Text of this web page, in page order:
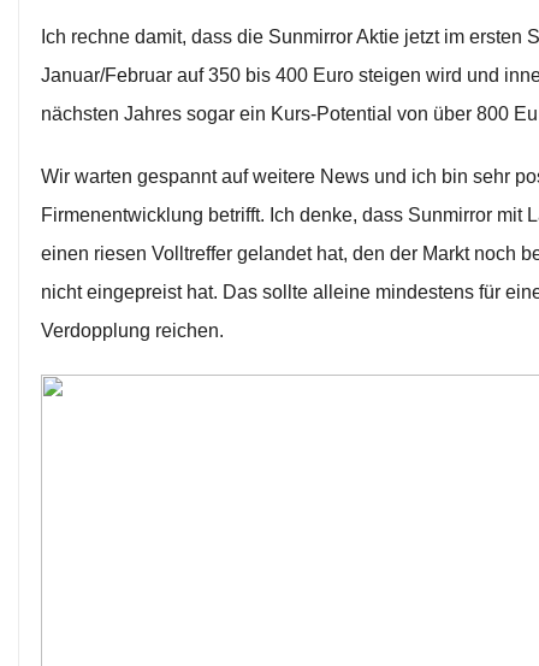
Ich rechne damit, dass die Sunmirror Aktie jetzt im ersten
Januar/Februar auf 350 bis 400 Euro steigen wird und
nächsten Jahres sogar ein Kurs-Potential von über 800
Wir warten gespannt auf weitere News und ich bin sehr
Firmenentwicklung betrifft. Ich denke, dass Sunmirror mit
einen riesen Volltreffer gelandet hat, den der Markt noch
nicht eingepreist hat. Das sollte alleine mindestens für
Verdopplung reichen.